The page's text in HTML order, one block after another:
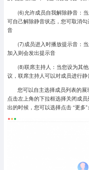
(6)允许成员自我解除静音：
可自己解除静音状态，您可取消
音
(7)成员进入时播放提示音：
加入则会发出提示音
(8)联席主持人：当您设为其
议，联席主持人可以对成员进行
您可以自主选择成员列表的
点击左上角的下拉框选择关闭成
出的时候，您可以选择点击 “更多